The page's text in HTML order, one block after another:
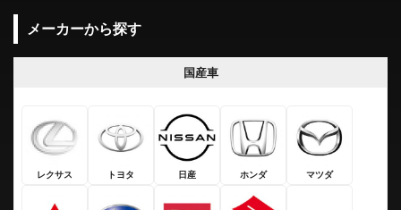
メーカーから探す
国産車
レクサス トヨタ 日産 ホンダ マツダ